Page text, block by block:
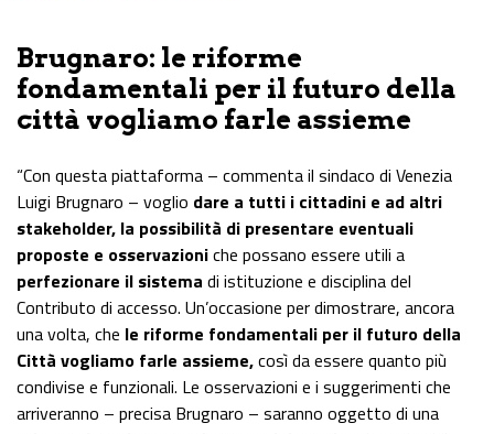
Brugnaro: le riforme
fondamentali per il futuro della
città vogliamo farle assieme
“Con questa piattaforma – commenta il sindaco di Venezia
Luigi Brugnaro – voglio dare a tutti i cittadini e ad altri
stakeholder, la possibilità di presentare eventuali
proposte e osservazioniche possano essere utili a
perfezionare il sistema di istituzione e disciplina del
Contributo di accesso. Un’occasione per dimostrare, ancora
una volta, che le riforme fondamentali per il futuro della
Città vogliamo farle assieme,così da essere quanto più
condivise e funzionali. Le osservazioni e i suggerimenti che
arriveranno – precisa Brugnaro – saranno oggetto di una